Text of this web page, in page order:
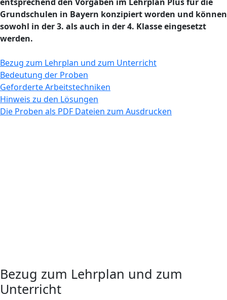
Grundschulen in Bayern konzipiert worden und können
sowohl in der 3. als auch in der 4. Klasse eingesetzt
werden.
Bezug zum Lehrplan und zum Unterricht
Bedeutung der Proben
Geforderte Arbeitstechniken
Hinweis zu den Lösungen
Die Proben als PDF Dateien zum Ausdrucken
Bezug zum Lehrplan und zum
Unterricht